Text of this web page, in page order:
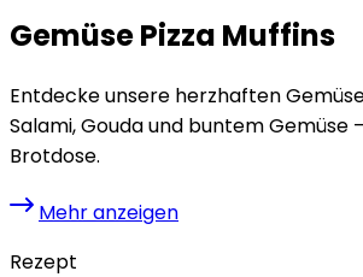
Gemüse Pizza Muffins
Entdecke unsere herzhaften
Salami, Gouda und buntem Gemüse
Brotdose.
Mehr anzeigen
Rezept